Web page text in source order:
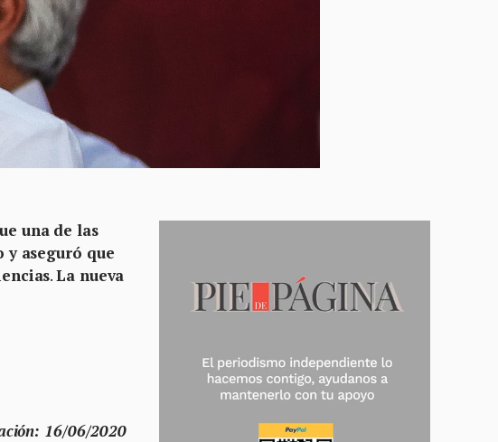
una de las
aseguró que
.La nueva
16/06/2020